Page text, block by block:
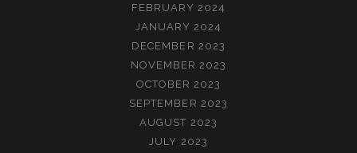
FEBRUARY 2024
JANUARY 2024
DECEMBER 2023
NOVEMBER 2023
OCTOBER 2023
SEPTEMBER 2023
AUGUST 2023
JULY 2023